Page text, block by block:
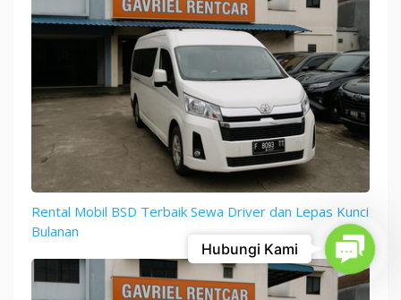
Rental Mobil BSD Terbaik Sewa Driver dan Lepas Kunci
Bulanan
Hubungi Kami